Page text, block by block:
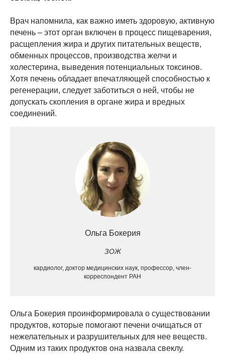
Врач напомнила, как важно иметь здоровую, активную
печень – этот орган включен в процесс пищеварения,
расщепления жира и других питательных веществ,
обменных процессов, производства желчи и
холестерина, выведения потенциальных токсинов.
Хотя печень обладает впечатляющей способностью к
регенерации, следует заботиться о ней, чтобы не
допускать скопления в органе жира и вредных
соединений.
Ольга Бокерия
ЗОЖ
кардиолог, доктор медицинских наук, профессор, член-
корреспондент РАН
Ольга Бокерия проинформировала о существовании
продуктов, которые помогают печени очищаться от
нежелательных и разрушительных для нее веществ.
Одним из таких продуктов она назвала свеклу.